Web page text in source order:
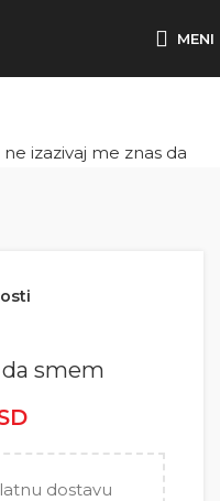
MENI
da smem
dostavu